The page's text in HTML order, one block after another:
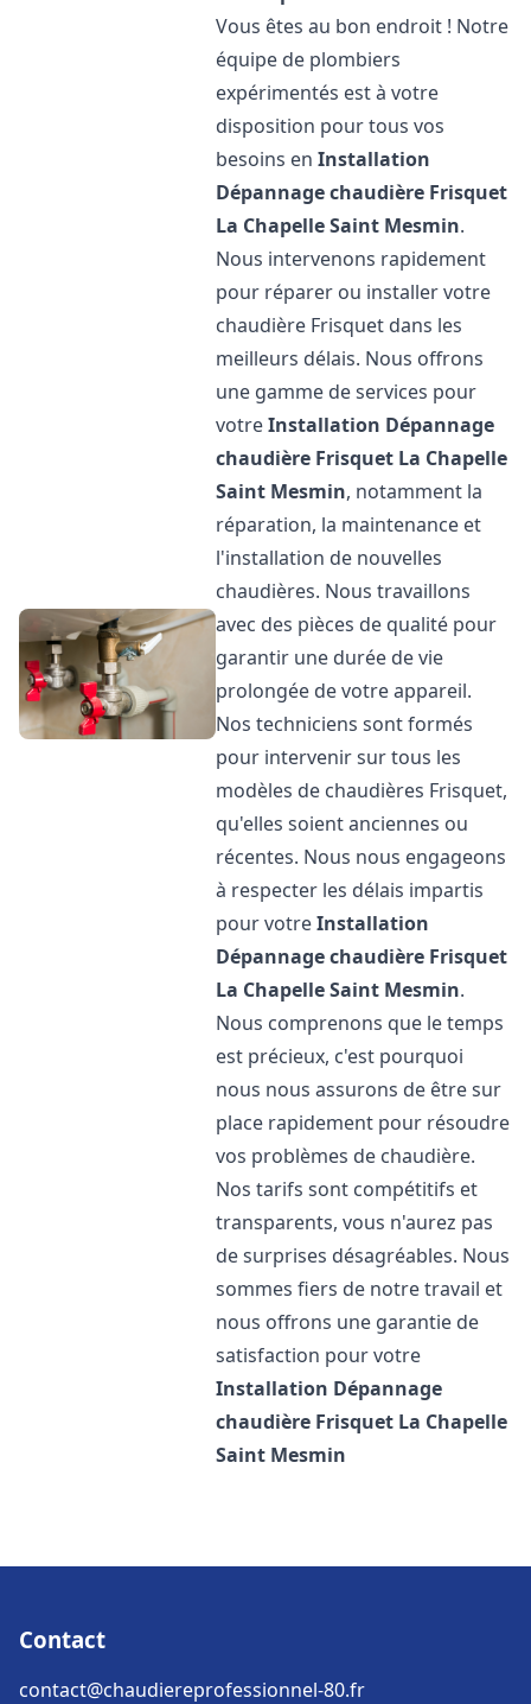
Vous êtes au bon endroit ! Notre
équipe de plombiers
expérimentés est à votre
disposition pour tous vos
besoins enInstallation
Dépannage chaudière Frisquet
La Chapelle Saint Mesmin.
Nous intervenons rapidement
pour réparer ou installer votre
chaudière Frisquet dans les
meilleurs délais. Nous offrons
une gamme de services pour
votreInstallation Dépannage
chaudière Frisquet La Chapelle
Saint Mesmin, notamment la
réparation, la maintenance et
l'installation de nouvelles
chaudières. Nous travaillons
avec des pièces de qualité pour
garantir une durée de vie
prolongée de votre appareil.
Nos techniciens sont formés
pour intervenir sur tous les
modèles de chaudières Frisquet,
qu'elles soient anciennes ou
récentes. Nous nous engageons
à respecter les délais impartis
pour votreInstallation
Dépannage chaudière Frisquet
La Chapelle Saint Mesmin.
Nous comprenons que le temps
est précieux, c'est pourquoi
nous nous assurons de être sur
place rapidement pour résoudre
vos problèmes de chaudière.
Nos tarifs sont compétitifs et
transparents, vous n'aurez pas
de surprises désagréables. Nous
sommes fiers de notre travail et
nous offrons une garantie de
satisfaction pour votre
Installation Dépannage
chaudière Frisquet La Chapelle
Saint Mesmin
Contact
contact@chaudiereprofessionnel-80.fr